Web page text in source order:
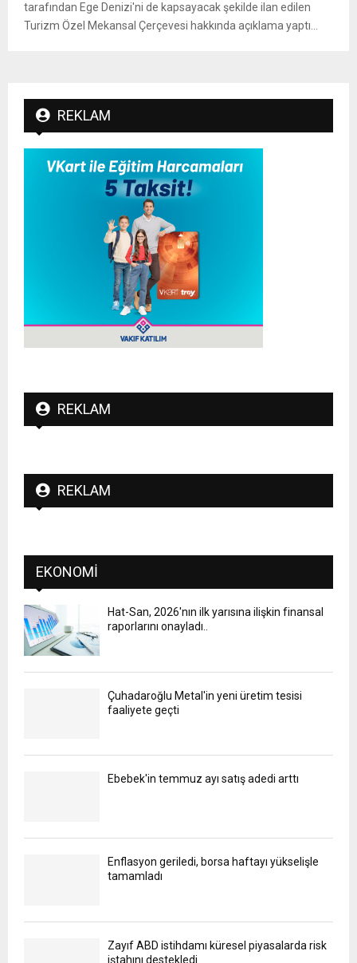
tarafından Ege Denizi'ni de kapsayacak şekilde ilan edilen
Turizm Özel Mekansal Çerçevesi hakkında açıklama yaptı...
REKLAM
REKLAM
REKLAM
EKONOMI
Hat-San, 2026'nın ilk yarısına ilişkin finansal
raporlarını onayladı..
Çuhadaroğlu Metal'in yeni üretim tesisi
faaliyete geçti
Ebebek'in temmuz ayı satış adedi arttı
Enflasyon geriledi, borsa haftayı yükselişle
tamamladı
Zayıf ABD istihdamı küresel piyasalarda risk
iştahını destekledi